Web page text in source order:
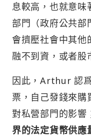
息較高，也就意味
部門（政府公共部
會擠壓社會中其他
融不到資，或者股
因此，Arthur 認
票，自己發錢來購
對私營部門的影響
界的法定貨幣供應